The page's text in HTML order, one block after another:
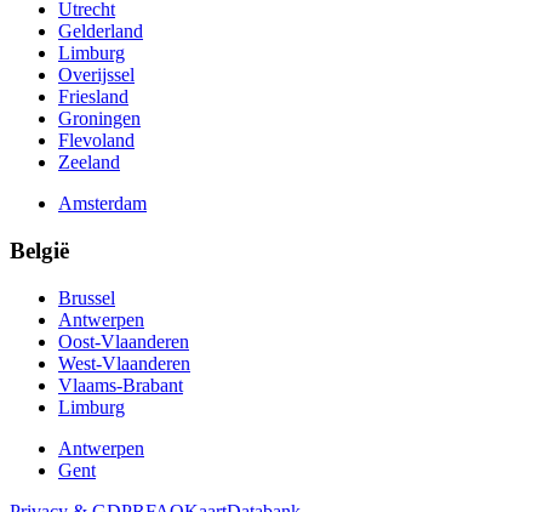
Utrecht
Gelderland
Limburg
Overijssel
Friesland
Groningen
Flevoland
Zeeland
Amsterdam
België
Brussel
Antwerpen
Oost-Vlaanderen
West-Vlaanderen
Vlaams-Brabant
Limburg
Antwerpen
Gent